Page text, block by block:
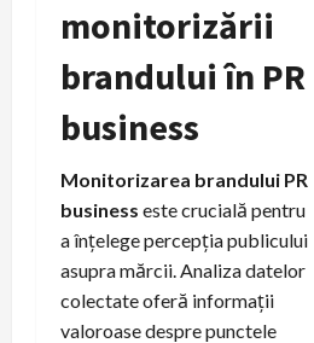
monitorizării
brandului în PR
business
Monitorizarea brandului PR
business este crucială pentru
a înțelege percepția publicului
asupra mărcii. Analiza datelor
colectate oferă informații
valoroase despre punctele